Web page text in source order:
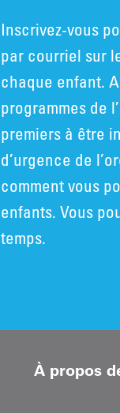
Inscrivez-vous
par courriel sur
chaque enfant.
programmes de
premiers à être
d’urgence de
comment vous
enfants. Vous
temps.
À propos